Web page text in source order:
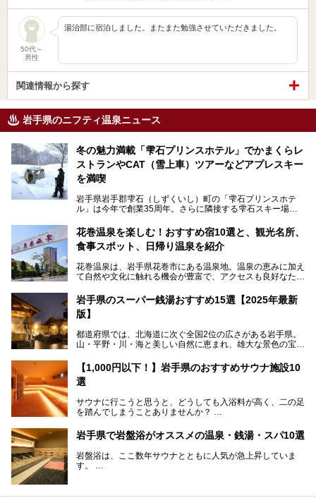
50代～
男性
湯治部に宿泊しました。またまた勉強させていただきました。
関連情報から探す
岩手県のニフティ温泉ニュース
冬の魅力満載「雫石プリンスホテル」でかまくらレ
ストランやCAT（雪上車）ツアーなどアプレスキー
を満喫
岩手県岩手郡雫石（しずくいし）町の「雫石プリンスホテ
ル」は今年で創業35周年。さらに隣接する雫石スキー場は
の後"）の充実をはかり、テーマをSNOW（雪）＋NOVA
（新星）で「SNØVA（スノーヴァ）」としました！
喫できるパウダースノーの雫石。というわけで、「雫石プリ
ンスホテル」にお出かけして楽しめるアクティビティや温泉
───
提供元：株式会社西武・プリンスホテルズワールドワイド
この記事は雫石プリンスホテルのPR記事です。
花巻温泉を楽しむ！おすすめ宿10選と、観光名所、
食事スポット、日帰り温泉を紹介
花巻温泉は、岩手県花巻市にある温泉地。温泉の恵みに加え
て自然や文化に触れる機会が豊富で、アクセスも良好なた
この記事では、花巻温泉の魅力、おすすめの宿・注目すべき
観光スポット・味わい深い食事処・気軽に立ち寄れる日帰り
花巻温泉での日常を忘れられる特別な体験を通じて、いつも
岩手県のスーパー銭湯おすすめ15選【2025年最新
版】
都道府県では、北海道に次ぐ全国2位の広さがある岩手県。
山・平野・川・海と美しい自然に恵まれ、雄大な景色の宝庫
三陸の魚介類などの岩手グルメは全国に知られていますね。
大自然に囲まれた岩手県には、温泉が多く湧き出していま
す。今回は、岩手県でおすすめのスーパー銭湯をご紹介しま
【1,000円以下！】岩手県のおすすめサウナ施設10
選
サウナに行こうと思うと、どうしても入浴料が高く、二の足
を踏んでしまうことありませんか？
そこで値段を抑えた格安でお風呂とサウナを満喫できる充実
の施設を紹介します！
サクッと、月何回もサウナを楽しみたい人にとってはピッタ
リの場所ばかりなんですよ。
岩手県で岩盤浴がオススメの温泉・銭湯・スパ10選
岩盤浴は、ここ数年サウナとともに人気が急上昇していま
す。
今回は、岩手県でおすすめの温泉、銭湯、スパにある岩盤浴